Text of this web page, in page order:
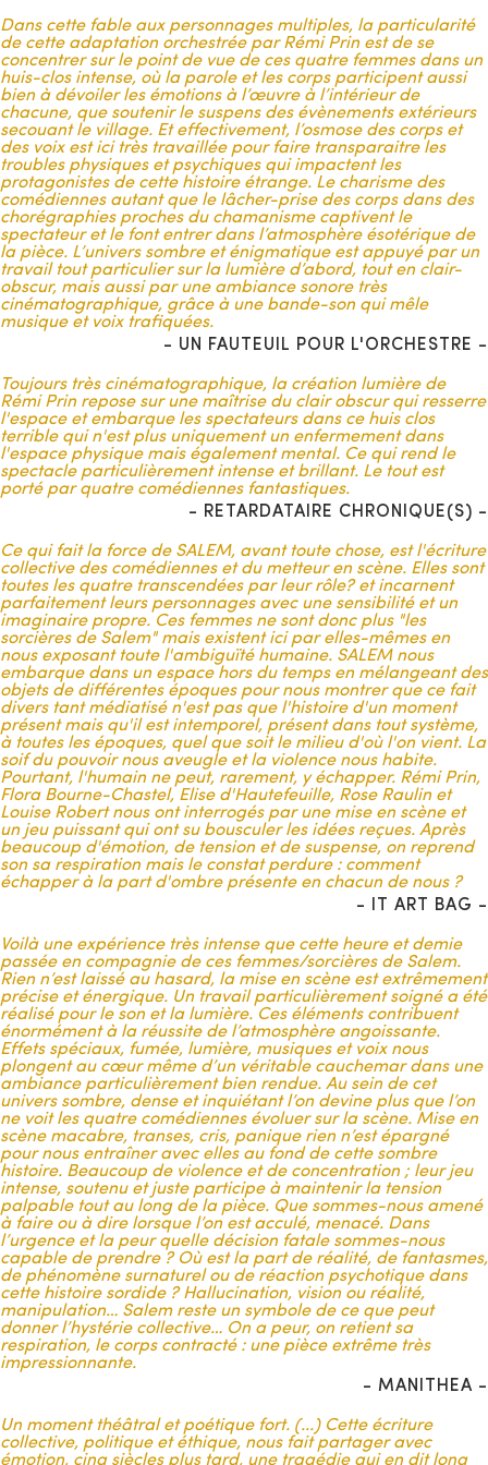
cette histoire fascinante. Que s’est-il passé dans l’intimité
des lieux clos où elles se sont réfugiées ? Comment ces quatre
femmes ont pris la décision de diffuser ce mensonge
généralisé sur l’ensemble du village pour détourner les
accusations contre elles ?
Alors que la pièce de Miller s’ouvre sur une scène où le fameux
sabbat déclencheur est raconté à posteriori, nous avons fait
le choix d’en fairel’acte d’ouverture de notre spectacle
acte qui nous permet d’exposer ainsi les personnages, le
village et sa situation, mais aussi le contexte dans lequel ses
femmes dénigrées et dominées se prêtent, dans le secret, à
cette soirée innocente qui aura pourtant des conséquences
terribles.
Une fois cette décision prise, nous avons décidé de mettre en
place une écriture collective très structurée qui s’est écrite sur
toute la saison 2018 / 2019 et dont voici les étapes principales.
exposée aux quatre comédiennes, nous leur avons demandé
d’écrire une biographie détaillée de leurs personnages, en
s’inspirant du contexte dans lequel ils allaient évoluer.
Rapidement, des profils féminins, des prénoms, des
personnalités se sont dessinés.
Chaque personnage fut ensuite associé à un lieu symbolique
du village ce qui nous a permis d’établir une topographie des
ville, une salle de classe, la cave d’un cabinet de médecine, la
porcherie d’une ferme et enfin l’église de Salem.
A partir de ces différentes informations, nous avons établi la
structure dramaturgique: l’acte I sera celui de l’élément
déclencheur où les quatre femmes sont surprises par le maire
de la ville pendant leur innocent sabbat. Les quatre actes
suivants seront une succession de huis-closdans les
différents lieux cités précédemment et dans lesquels nos
quatre personnages trouveront refuge et devront trouver des
solutions pour s’en sortir. L’idée des huis-clos successifs nous
permet de mettre en placeune forte tension évolutive
durant toute la durée du spectacle en effectuant un important
travail sur le hors-champs . Puis, à partir d’une trame
prédéfinie sur les enjeux dramatiques de chaque scène, nous
avons demandé à chacune des comédiennes de co-écrire son
acte. Nous voulions que chaque acte se décline comme si
nous passions d’un point de vue à l’autre. Nos quatre
personnages étant constamment au plateau, nous voulions
travailler sur cette notion de regard et d’interprétation des
évènements. Pour cela nous avons établi dans chaque acte
des situations où l’un des personnages sera davantage en
observation, subissant impuissant l’horreur de ce qui est en
train de se passer. Ce postulat d’écriture nous a permis de
travailler en profondeur chaque personnage avec la
comédienne qui l’interprète. L’écriture commune nous a
également permis de construire chaque scène à partir de
leurs imaginaires, de leurs sensibilités et de leurs
caractères intimes.
La structure du récit s’est finalisée par l’insertion, entre les
actes, d’uncourt monologue écrit par chacune des
comédienneset qui a pour fonction de faire la transition
entre les différents actes. Ces relais de prises de paroles
nous permettent notamment de développer l’idée du temps
qui passe au sein des événements. D’abord une nuit, puis
quelques jours, puis plusieurs semaines, enfin quelques mois.
Néanmoins, nous ne voulions pas traiter ces prises de paroles
comme de simples monologues / confessions adressés au
public. Pour approfondir l’idée de pénétrer l’univers mental de
chacun des personnages,nous avons envisagé ces
monologues comme des réponses à un tribunal invisible
Le fait divers de Salem étant intimement lié à la notion de
procès, nous avons pourtant choisi de ne pas le traiter par le
biais d’une scène classique de tribunal. En injectant l’idée que
ces femmes répondent à un juge et des questions fictives,
nous rendons palpable
femmes qui, face à la situation qu’elles vivent, s’imaginent
interrogatoire à charge.
UNIVERS MENTAL ET EMERGENCE DU FANTASTIQUE
Dans cette fable aux personnages multiples, la particularité
de cette adaptation orchestrée par Rémi Prin est de se
concentrer sur le point de vue de ces quatre femmes dans un
huis-clos intense, où la parole et les corps participent aussi
bien à dévoiler les émotions à l’œuvre à l’intérieur de
chacune, que soutenir le suspens des évènements extérieurs
secouant le village. Et effectivement, l’osmose des corps et
des voix est ici très travaillée pour faire transparaitre les
troubles physiques et psychiques qui impactent les
protagonistes de cette histoire étrange. Le charisme des
comédiennes autant que le lâcher-prise des corps dans des
chorégraphies proches du chamanisme captivent le
spectateur et le font entrer dans l’atmosphère ésotérique de
la pièce. L’univers sombre et énigmatique est appuyé par un
travail tout particulier sur la lumière d’abord, tout en clair-
obscur, mais aussi par une ambiance sonore très
cinématographique, grâce à une bande-son qui mêle
musique et voix trafiquées.
- UN FAUTEUIL POUR L'ORCHESTRE -
Toujours très cinématographique, la création lumière de
Rémi Prin repose sur une maîtrise du clair obscur qui resserre
l'espace et embarque les spectateurs dans ce huis clos
terrible qui n'est plus uniquement un enfermement dans
l'espace physique mais également mental. Ce qui rend le
spectacle particulièrement intense et brillant. Le tout est
porté par quatre comédiennes fantastiques.
- RETARDATAIRE CHRONIQUE(S) -
Ce qui fait la force de SALEM, avant toute chose, est l'écriture
collective des comédiennes et du metteur en scène. Elles sont
toutes les quatre transcendées par leur rôle? et incarnent
parfaitement leurs personnages avec une sensibilité et un
imaginaire propre. Ces femmes ne sont donc plus "les
sorcières de Salem" mais existent ici par elles-mêmes en
nous exposant toute l'ambiguïté humaine. SALEM nous
embarque dans un espace hors du temps en mélangeant des
objets de différentes époques pour nous montrer que ce fait
divers tant médiatisé n'est pas que l'histoire d'un moment
présent mais qu'il est intemporel, présent dans tout système,
à toutes les époques, quel que soit le milieu d'où l'on vient. La
soif du pouvoir nous aveugle et la violence nous habite.
Pourtant, l'humain ne peut, rarement, y échapper. Rémi Prin,
Flora Bourne-Chastel, Elise d'Hautefeuille, Rose Raulin et
Louise Robert nous ont interrogés par une mise en scène et
un jeu puissant qui ont su bousculer les idées reçues. Après
beaucoup d'émotion, de tension et de suspense, on reprend
son sa respiration mais le constat perdure : comment
échapper à la part d'ombre présente en chacun de nous ?
- IT ART BAG -
Voilà une expérience très intense que cette heure et demie
passée en compagnie de ces femmes/sorcières de Salem.
Rien n’est laissé au hasard, la mise en scène est extrêmement
précise et énergique. Un travail particulièrement soigné a été
réalisé pour le son et la lumière. Ces éléments contribuent
énormément à la réussite de l’atmosphère angoissante.
Effets spéciaux, fumée, lumière, musiques et voix nous
plongent au cœur même d’un véritable cauchemar dans une
ambiance particulièrement bien rendue. Au sein de cet
univers sombre, dense et inquiétant l’on devine plus que l’on
ne voit les quatre comédiennes évoluer sur la scène. Mise en
scène macabre, transes, cris, panique rien n’est épargné
pour nous entraîner avec elles au fond de cette sombre
histoire. Beaucoup de violence et de concentration ; leur jeu
intense, soutenu et juste participe à maintenir la tension
palpable tout au long de la pièce. Que sommes-nous amené
à faire ou à dire lorsque l’on est acculé, menacé. Dans
l’urgence et la peur quelle décision fatale sommes-nous
capable de prendre ? Où est la part de réalité, de fantasmes,
de phénomène surnaturel ou de réaction psychotique dans
cette histoire sordide ? Hallucination, vision ou réalité,
manipulation… Salem reste un symbole de ce que peut
donner l’hystérie collective… On a peur, on retient sa
respiration, le corps contracté : une pièce extrême très
impressionnante.
- MANITHEA -
Un moment théâtral et poétique fort. (...) Cette écriture
collective, politique et éthique, nous fait partager avec
émotion, cinq siècles plus tard, une tragédie qui en dit long